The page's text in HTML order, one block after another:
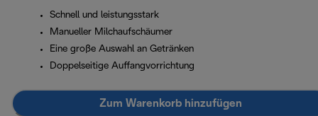
Schnell und leistungsstark
Manueller Milchaufschäumer
Eine große Auswahl an Getränken
Doppelseitige Auffangvorrichtung
Zum Warenkorb hinzufügen